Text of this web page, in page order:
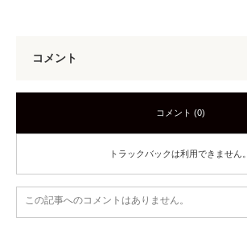
コメント
コメント (0)
トラックバックは利用できません。
この記事へのコメントはありません。